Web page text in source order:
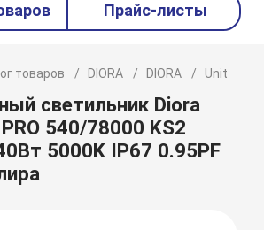
Прайс-листы
товаров DIORA DIORA Unit
светильник Diora
540/78000 KS2
5000K IP67 0.95PF